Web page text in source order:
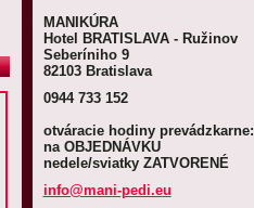
MANIKÚRA
Hotel BRATISLAVA - Ružinov
Seberíniho 9
82103 Bratislava
0944 733 152
otváracie hodiny prevádzkarne:
na OBJEDNÁVKU
nedele/sviatky ZATVORENÉ
info@mani-pedi.eu